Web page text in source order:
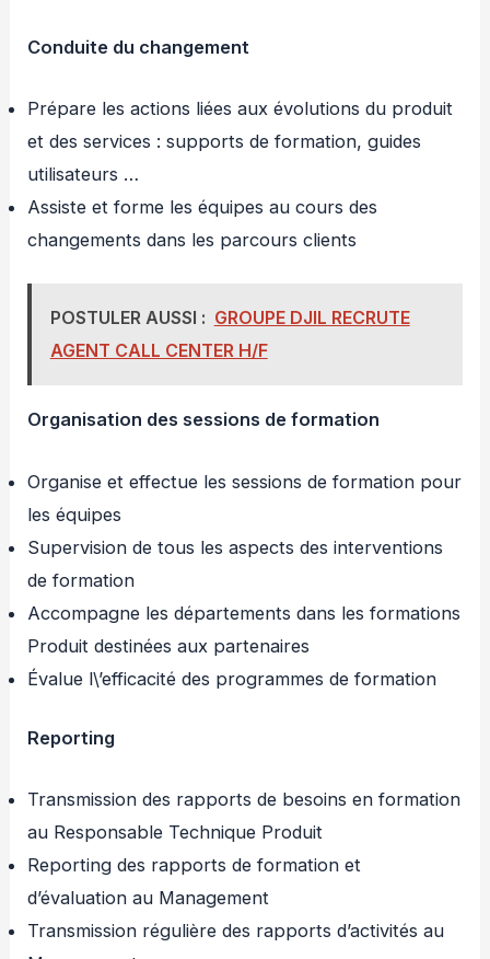
Conduite du changement
Prépare les actions liées aux évolutions du produit
et des services : supports de formation, guides
utilisateurs …
Assiste et forme les équipes au cours des
changements dans les parcours clients
POSTULER AUSSI : GROUPE DJIL RECRUTE
AGENT CALL CENTER H/F
Organisation des sessions de formation
Organise et effectue les sessions de formation pour
les équipes
Supervision de tous les aspects des interventions
de formation
Accompagne les départements dans les formations
Produit destinées aux partenaires
Évalue l\’efficacité des programmes de formation
Reporting
Transmission des rapports de besoins en formation
au Responsable Technique Produit
Reporting des rapports de formation et
d’évaluation au Management
Transmission régulière des rapports d’activités au